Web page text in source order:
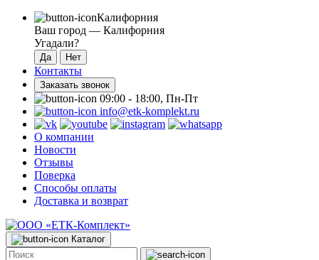
Калифорния
Ваш город — Калифорния
Угадали?
Контакты
Заказать звонок
09:00 - 18:00, Пн-Пт
info@etk-komplekt.ru
О компании
Новости
Отзывы
Поверка
Способы оплаты
Доставка и возврат
Каталог